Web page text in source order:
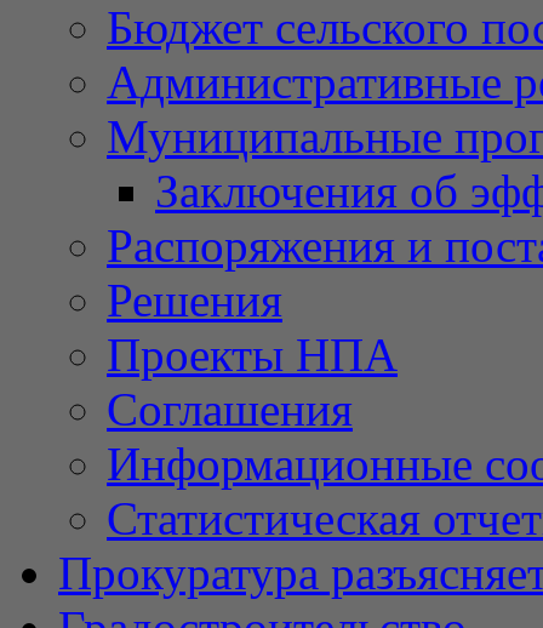
Бюджет сельского
Административные
Муниципальные
Заключения об
Распоряжения и
Решения
Проекты НПА
Соглашения
Информационные
Статистическая
Прокуратура